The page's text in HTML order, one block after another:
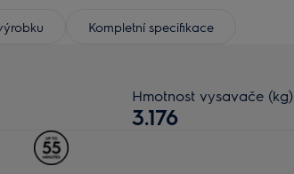
Kompletní specifikace
Hmotnost vysavače (kg)
3.176